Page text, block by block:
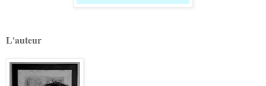
L'auteur